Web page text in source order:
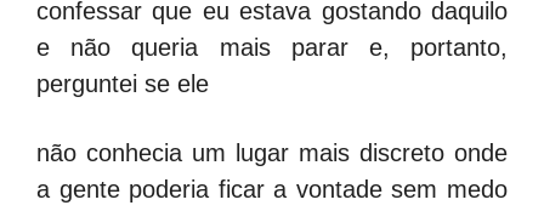
confessar que eu estava gostando daquilo
e não queria mais parar e, portanto,
perguntei se ele
não conhecia um lugar mais discreto onde
a gente poderia ficar a vontade sem medo